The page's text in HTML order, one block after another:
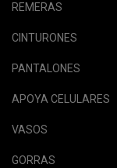
REMERAS
CINTURONES
PANTALONES
APOYA CELULARES
VASOS
GORRAS